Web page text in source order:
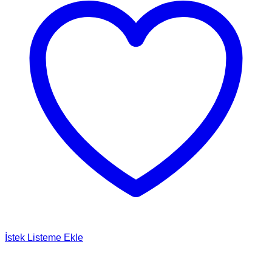
İstek Listeme Ekle